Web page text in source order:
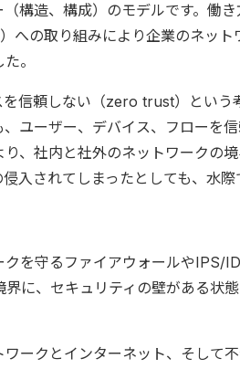
構造、構成）のモデルです。働
の取り組みにより企業のネット
。
信頼しない（zero trust）という
ユーザー、デバイス、フローを
、社内と社外のネットワークの
入されてしまったとしても、水際
を守るファイアウォールやIPS/
に、セキュリティの壁がある状
ークとインターネット、そして